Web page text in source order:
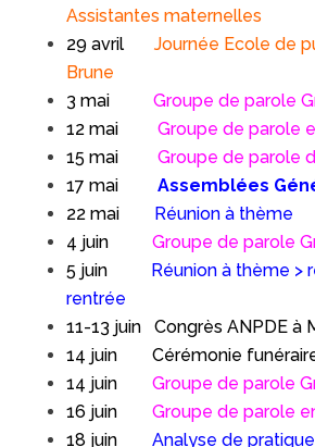
Assistantes maternelles
29 avrilJournée Ecole de
Brune
3 maiGroupe de parole
12 mai
Groupe de parole
15 maiGroupe de parole
17 mai
Assemblées
22 mai
Réunion à thème
4 juin Groupe de parole
5 juin
Réunion à thème >
rentrée
11-13 juin Congrès ANPDE à
14 juin Cérémonie funéraire
14 juin Groupe de parole
16 juin
Groupe de parole
18 juin
Analyse de pratique